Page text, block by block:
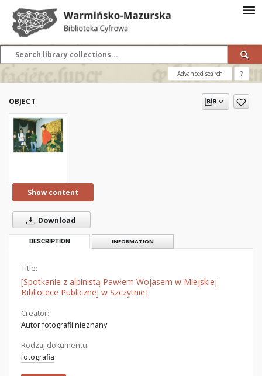
Advanced search ?
OBJECT
Show content
Download
DESCRIPTION INFORMATION
Title:
[Spotkanie z alpinistą Pawłem Wojasem w Miejskiej
Bibliotece Publicznej w Szczytnie]
Creator:
Autor fotografii nieznany
Rodzaj dokumentu:
fotografia